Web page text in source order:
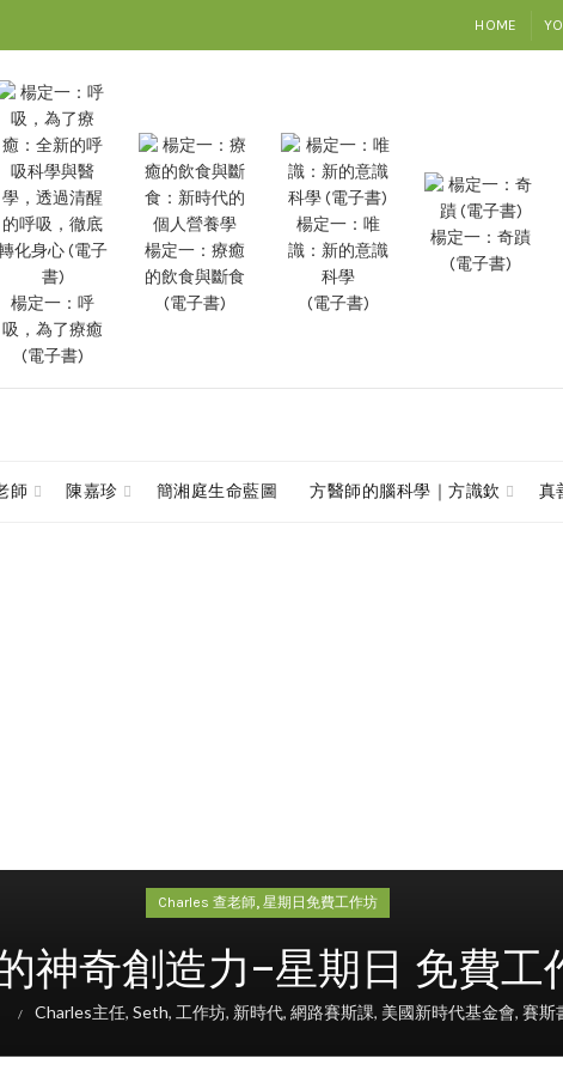
HOME
楊定一：呼
吸，為了療癒
(電子書)
楊定一：療癒
的飲食與斷食
(電子書)
楊定一：唯
識：新的意識
科學
(電子書)
楊定一：奇蹟
(電子書)
師 陳嘉珍 簡湘庭生命藍圖 方醫師的腦科學｜方識欽 真
Charles 查老師, 星期日免費工作坊
神奇創造力–星期日 免費工
Charles主任, Seth, 工作坊, 新時代, 網路賽斯課, 美國新時代基金會, 賽斯